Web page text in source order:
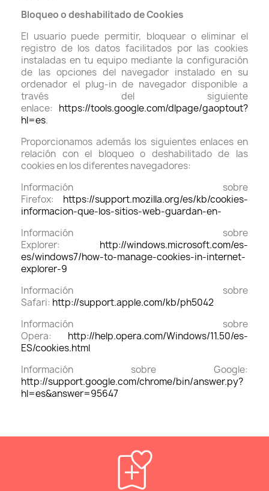
Bloqueo o deshabilitado de Cookies
El usuario puede permitir, bloquear o eliminar el
registro de los datos facilitados por las cookies
instaladas en tu equipo mediante la configuración
de las opciones del navegador instalado en su
ordenador el plug-in de navegador disponible a
través del siguiente
enlace: https://tools.google.com/dlpage/gaoptout?
hl=es.
Proporcionamos además los siguientes enlaces en
relación con el bloqueo o deshabilitado de las
cookies en los diferentes navegadores:
Información sobre
Firefox: https://support.mozilla.org/es/kb/cookies-
informacion-que-los-sitios-web-guardan-en-
Información sobre
Explorer: http://windows.microsoft.com/es-
es/windows7/how-to-manage-cookies-in-internet-
explorer-9
Información sobre
Safari: http://support.apple.com/kb/ph5042
Información sobre
Opera: http://help.opera.com/Windows/11.50/es-
ES/cookies.html
Información sobre Google:
http://support.google.com/chrome/bin/answer.py?
hl=es&answer=95647